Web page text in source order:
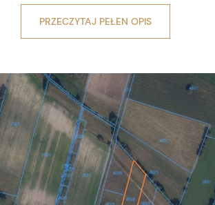
PRZECZYTAJ PEŁEN OPIS